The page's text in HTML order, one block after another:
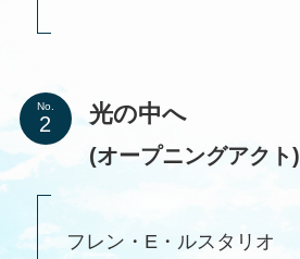
No. 光の中へ
(オープニングアクト)
フレン・E・ルスタリオ